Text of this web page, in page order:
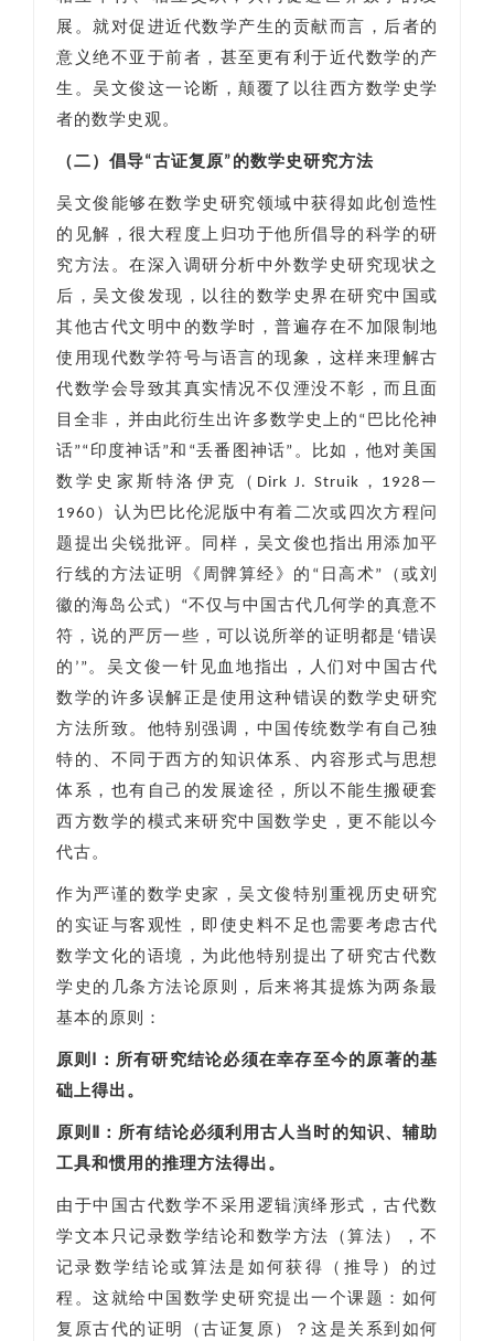
展。就对促进近代数学产生的贡献而言，后者的
意义绝不亚于前者，甚至更有利于近代数学的产
生。吴文俊这一论断，颠覆了以往西方数学史学
者的数学史观。
（二）倡导“古证复原”的数学史研究方法
吴文俊能够在数学史研究领域中获得如此创造性
的见解，很大程度上归功于他所倡导的科学的研
究方法。在深入调研分析中外数学史研究现状之
后，吴文俊发现，以往的数学史界在研究中国或
其他古代文明中的数学时，普遍存在不加限制地
使用现代数学符号与语言的现象，这样来理解古
代数学会导致其真实情况不仅湮没不彰，而且面
目全非，并由此衍生出许多数学史上的“巴比伦神
话”“印度神话”和“丢番图神话”。比如，他对美国
数学史家斯特洛伊克（Dirk J. Struik，1928—
1960）认为巴比伦泥版中有着二次或四次方程问
题提出尖锐批评。同样，吴文俊也指出用添加平
行线的方法证明《周髀算经》的“日高术”（或刘
徽的海岛公式）“不仅与中国古代几何学的真意不
符，说的严厉一些，可以说所举的证明都是‘错误
的’”。吴文俊一针见血地指出，人们对中国古代
数学的许多误解正是使用这种错误的数学史研究
方法所致。他特别强调，中国传统数学有自己独
特的、不同于西方的知识体系、内容形式与思想
体系，也有自己的发展途径，所以不能生搬硬套
西方数学的模式来研究中国数学史，更不能以今
代古。
作为严谨的数学史家，吴文俊特别重视历史研究
的实证与客观性，即使史料不足也需要考虑古代
数学文化的语境，为此他特别提出了研究古代数
学史的几条方法论原则，后来将其提炼为两条最
基本的原则：
原则Ⅰ：所有研究结论必须在幸存至今的原著的基
础上得出。
原则Ⅱ：所有结论必须利用古人当时的知识、辅助
工具和惯用的推理方法得出。
由于中国古代数学不采用逻辑演绎形式，古代数
学文本只记录数学结论和数学方法（算法），不
记录数学结论或算法是如何获得（推导）的过
程。这就给中国数学史研究提出一个课题：如何
复原古代的证明（古证复原）？这是关系到如何